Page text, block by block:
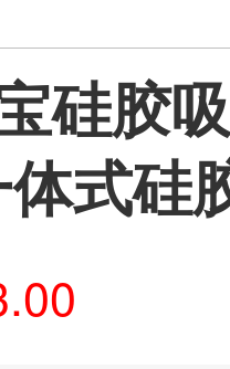
硅胶
式硅